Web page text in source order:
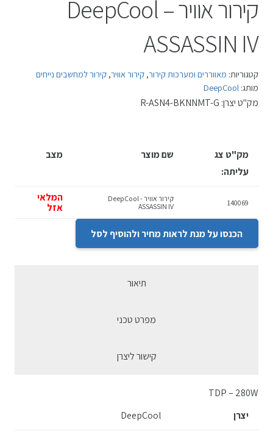
קירור אוויר – DeepCool
ASSASSIN IV
קטגוריות: מאווררים ומערכות קירור, קירור אוויר, קירור למחשבים נייחים
מותג: DeepCool
מק"ט יצרן: R-ASN4-BKNNMT-G
מק"ט צג
עליתה:
שם מוצר מצב
140069
קירור אוויר - DeepCool
ASSASSIN IV
המלאי
אזל
הכנסו על מנת לראות מחיר ולהוסיף לסל
תיאור
מפרט טכני
קישור ליצרן
TDP – 280W
יצרן
DeepCool